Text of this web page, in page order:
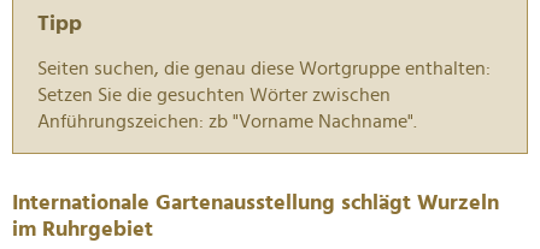
Tipp
Seiten suchen, die genau diese Wortgruppe enthalten:
Setzen Sie die gesuchten Wörter zwischen
Anführungszeichen: zb "Vorname Nachname".
Internationale Gartenausstellung schlägt Wurzeln
im Ruhrgebiet